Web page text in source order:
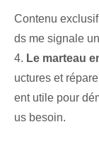
Contenu
ds me signale
4. Le marteau
uctures et
ent utile pour
us besoin.